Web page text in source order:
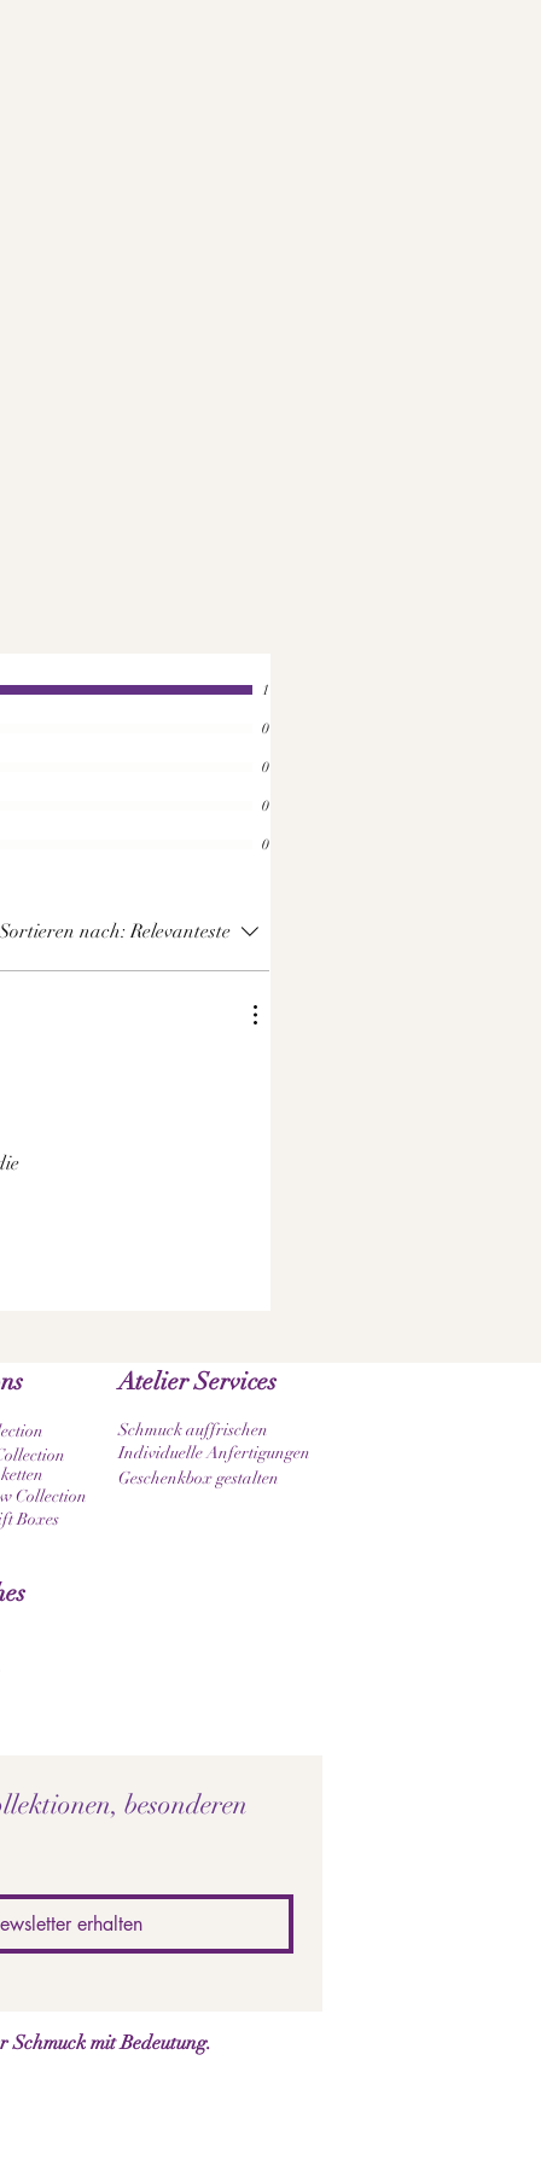
1
0
0
0
0
Sortieren nach: Relevanteste
Collection
Boxes
Atelier Services
Schmuck auffrischen
Individuelle Anfertigungen
Geschenkbox gestalten
besonderen
erhalten
mit Bedeutung.